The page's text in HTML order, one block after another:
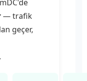
— trafik
geçer,